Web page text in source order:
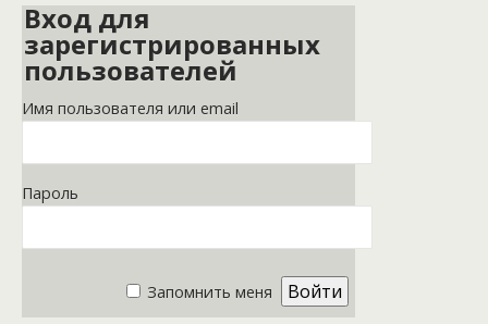
Вход для
зарегистрированных
пользователей
Имя пользователя или email
Пароль
Запомнить меня